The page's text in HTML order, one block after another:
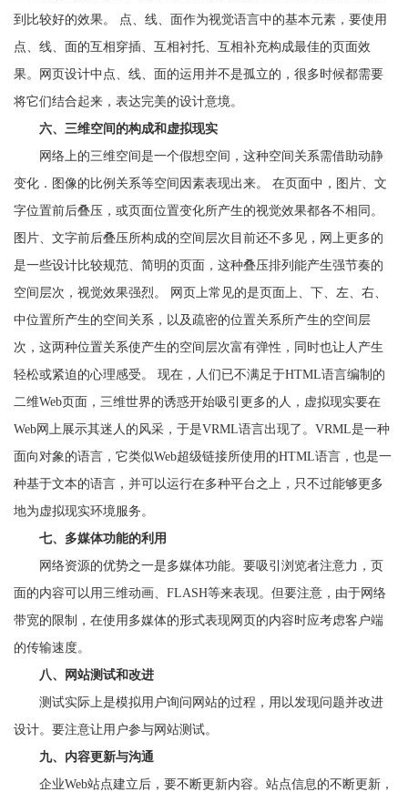
到比较好的效果。 点、线、面作为视觉语言中的基本元素，要使用
点、线、面的互相穿插、互相衬托、互相补充构成最佳的页面效
果。网页设计中点、线、面的运用并不是孤立的，很多时候都需要
将它们结合起来，表达完美的设计意境。
六、三维空间的构成和虚拟现实
网络上的三维空间是一个假想空间，这种空间关系需借助动静
变化．图像的比例关系等空间因素表现出来。 在页面中，图片、文
字位置前后叠压，或页面位置变化所产生的视觉效果都各不相同。
图片、文字前后叠压所构成的空间层次目前还不多见，网上更多的
是一些设计比较规范、简明的页面，这种叠压排列能产生强节奏的
空间层次，视觉效果强烈。 网页上常见的是页面上、下、左、右、
中位置所产生的空间关系，以及疏密的位置关系所产生的空间层
次，这两种位置关系使产生的空间层次富有弹性，同时也让人产生
轻松或紧迫的心理感受。 现在，人们已不满足于HTML语言编制的
二维Web页面，三维世界的诱惑开始吸引更多的人，虚拟现实要在
Web网上展示其迷人的风采，于是VRML语言出现了。VRML是一种
面向对象的语言，它类似Web超级链接所使用的HTML语言，也是一
种基于文本的语言，并可以运行在多种平台之上，只不过能够更多
地为虚拟现实环境服务。
七、多媒体功能的利用
网络资源的优势之一是多媒体功能。要吸引浏览者注意力，页
面的内容可以用三维动画、FLASH等来表现。但要注意，由于网络
带宽的限制，在使用多媒体的形式表现网页的内容时应考虑客户端
的传输速度。
八、网站测试和改进
测试实际上是模拟用户询问网站的过程，用以发现问题并改进
设计。要注意让用户参与网站测试。
九、内容更新与沟通
企业Web站点建立后，要不断更新内容。站点信息的不断更新，